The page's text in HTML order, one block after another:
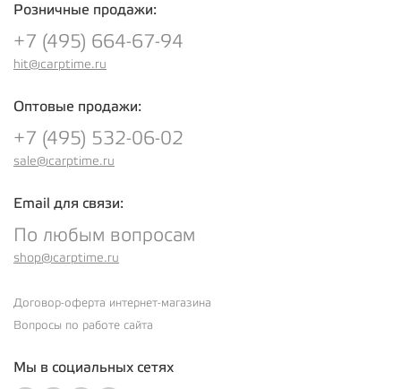
Розничные продажи:
+7 (495) 664-67-94
hit@carptime.ru
Оптовые продажи:
+7 (495) 532-06-02
sale@carptime.ru
Email для связи:
По любым вопросам
shop@carptime.ru
Договор-оферта интернет-магазина
Вопросы по работе сайта
Мы в социальных сетях